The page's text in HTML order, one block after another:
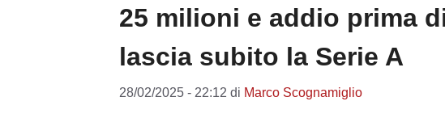
25 milioni e addio prima
lascia subito la Serie A
28/02/2025 - 22:12 di Marco Scognamiglio